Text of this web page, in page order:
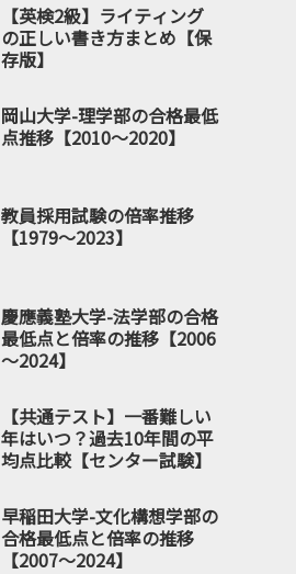
【英検2級】ライティング
の正しい書き方まとめ【保
存版】
岡山大学-理学部の合格最低
点推移【2010～2020】
教員採用試験の倍率推移
【1979～2023】
慶應義塾大学-法学部の合格
最低点と倍率の推移【2006
～2024】
【共通テスト】一番難しい
年はいつ？過去10年間の平
均点比較【センター試験】
早稲田大学-文化構想学部の
合格最低点と倍率の推移
【2007～2024】